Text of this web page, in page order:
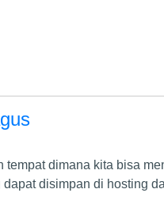
dimana kita bisa
disimpan di hosting